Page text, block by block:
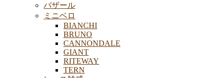
バザール
ミニベロ
BIANCHI
BRUNO
CANNONDALE
GIANT
RITEWAY
TERN